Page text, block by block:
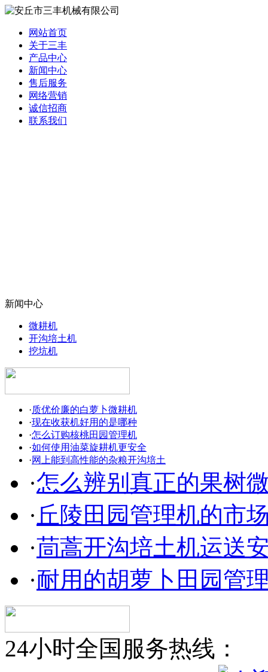
网站首页
关于三丰
产品中心
新闻中心
售后服务
网络营销
诚信招商
联系我们
新闻中心
微耕机
开沟培土机
挖坑机
·质优价廉的白萝卜微耕机
·现在收获机好用的是哪种
·怎么订购核桃田园管理机
·如何使用油菜旋耕机更安全
·网上能到高性能的杂粮开沟培土
·怎么辨别真正的果树
· 丘陵田园管理机的市
·茼蒿开沟培土机运送
·耐用的胡萝卜田园管
24小时全国服务热线：